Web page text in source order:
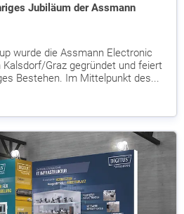
Jubiläum der Assmann
wurde die Assmann Electronic
Kalsdorf/Graz gegründet und feiert
Bestehen. Im Mittelpunkt des...